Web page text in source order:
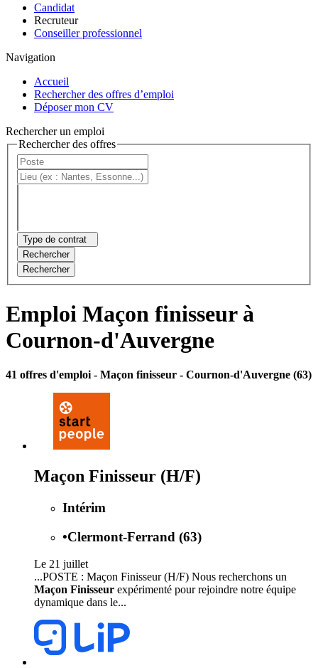
Candidat
Recruteur
Conseiller professionnel
Navigation
Accueil
Rechercher des offres d’emploi
Déposer mon CV
Rechercher un emploi
Rechercher des offres
Type de contrat
Rechercher
Rechercher
Emploi Maçon finisseur à
Cournon-d'Auvergne
41 offres d'emploi - Maçon finisseur - Cournon-d'Auvergne (63)
Maçon Finisseur (H/F)
Intérim
•Clermont-Ferrand (63)
Le 21 juillet
...POSTE : Maçon Finisseur (H/F) Nous recherchons un
Maçon Finisseur expérimenté pour rejoindre notre équipe
dynamique dans le...